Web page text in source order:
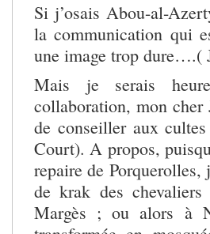
Si j’osais Abou-al-
la communication qui
une image trop dure….(
Mais je serais
collaboration, mon cher
de conseiller aux
Court). A propos,
repaire de
de krak des
Margès ; ou alors à